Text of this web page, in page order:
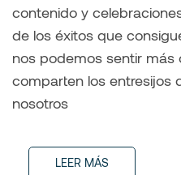
contenido y
de los éxitos que
nos podemos sentir más
comparten los entresijos
nosotros
LEER MÁS